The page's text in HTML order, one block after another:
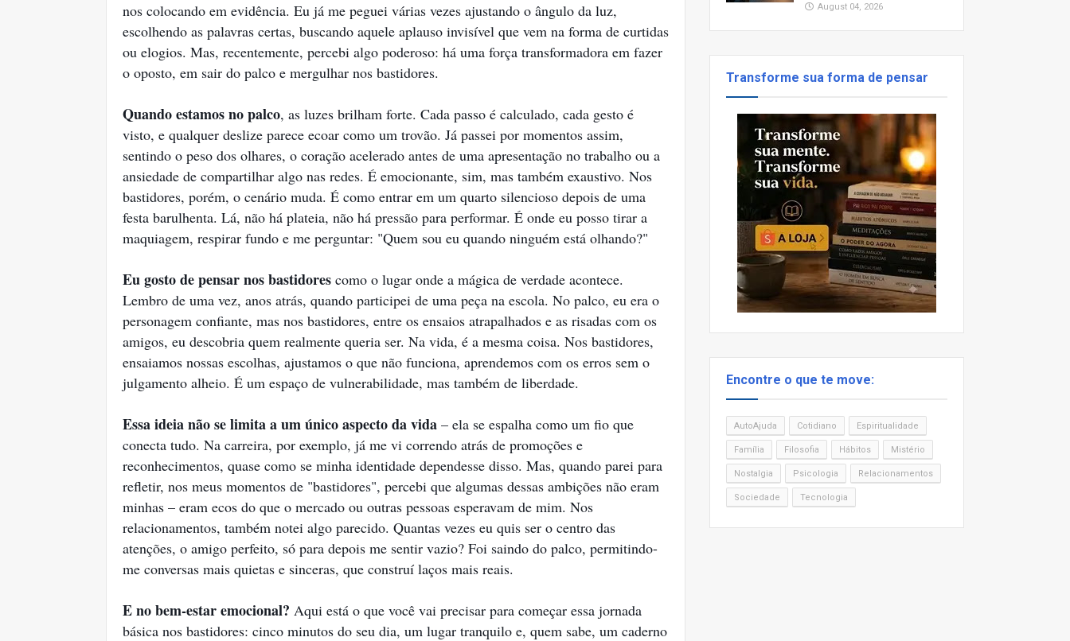
nos colocando em evidência. Eu já me peguei várias vezes ajustando o ângulo da luz,
escolhendo as palavras certas, buscando aquele aplauso invisível que vem na forma de curtidas
ou elogios. Mas, recentemente, percebi algo poderoso: há uma força transformadora em fazer
o oposto, em sair do palco e mergulhar nos bastidores.
Quando estamos no palco, as luzes brilham forte. Cada passo é calculado, cada gesto é
visto, e qualquer deslize parece ecoar como um trovão. Já passei por momentos assim,
sentindo o peso dos olhares, o coração acelerado antes de uma apresentação no trabalho ou a
ansiedade de compartilhar algo nas redes. É emocionante, sim, mas também exaustivo. Nos
bastidores, porém, o cenário muda. É como entrar em um quarto silencioso depois de uma
festa barulhenta. Lá, não há plateia, não há pressão para performar. É onde eu posso tirar a
maquiagem, respirar fundo e me perguntar: "Quem sou eu quando ninguém está olhando?"
Eu gosto de pensar nos bastidores como o lugar onde a mágica de verdade acontece.
Lembro de uma vez, anos atrás, quando participei de uma peça na escola. No palco, eu era o
personagem confiante, mas nos bastidores, entre os ensaios atrapalhados e as risadas com os
amigos, eu descobria quem realmente queria ser. Na vida, é a mesma coisa. Nos bastidores,
ensaiamos nossas escolhas, ajustamos o que não funciona, aprendemos com os erros sem o
julgamento alheio. É um espaço de vulnerabilidade, mas também de liberdade.
Essa ideia não se limita a um único aspecto da vida – ela se espalha como um fio que
conecta tudo. Na carreira, por exemplo, já me vi correndo atrás de promoções e
reconhecimentos, quase como se minha identidade dependesse disso. Mas, quando parei para
refletir, nos meus momentos de "bastidores", percebi que algumas dessas ambições não eram
minhas – eram ecos do que o mercado ou outras pessoas esperavam de mim. Nos
relacionamentos, também notei algo parecido. Quantas vezes eu quis ser o centro das
atenções, o amigo perfeito, só para depois me sentir vazio? Foi saindo do palco, permitindo-
me conversas mais quietas e sinceras, que construí laços mais reais.
E no bem-estar emocional? Aqui está o que você vai precisar para começar essa jornada
básica nos bastidores: cinco minutos do seu dia, um lugar tranquilo e, quem sabe, um caderno
August 04, 2026
Transforme sua forma de pensar
Encontre o que te move:
AutoAjuda Cotidiano Espiritualidade
Família Filosofia Hábitos Mistério
Nostalgia Psicologia Relacionamentos
Sociedade Tecnologia